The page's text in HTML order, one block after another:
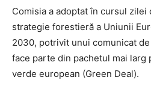
Comisia a adoptat în cursul zilei
strategie forestieră a Uniunii
2030, potrivit unui comunicat
face parte din pachetul mai larg
verde european (Green Deal).